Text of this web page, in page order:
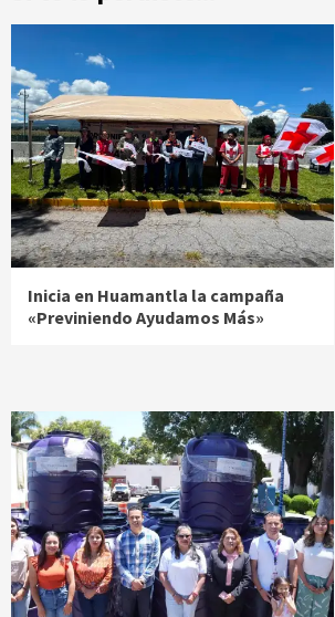
Inicia en Huamantla la campaña
«Previniendo Ayudamos Más»